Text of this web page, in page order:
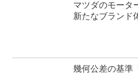
マツダのモータ
新たなブランド
幾何公差の基準